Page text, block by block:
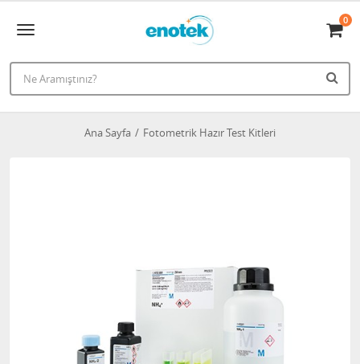
0
Ana Sayfa Fotometrik Hazır Test Kitleri